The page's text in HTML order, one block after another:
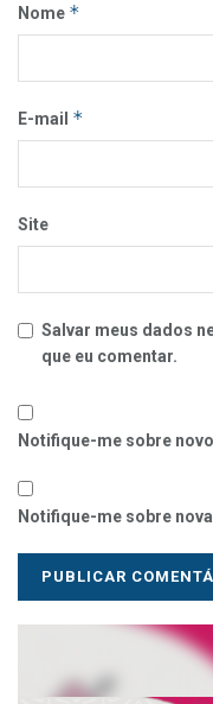
Nome *
E-mail *
Site
Salvar meus dados
que eu comentar.
Notifique-me sobre
Notifique-me sobre